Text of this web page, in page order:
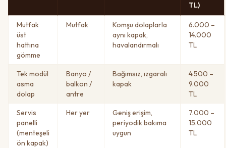
TL)
Mutfak
üst
hattına
gömme
Mutfak
Komşu dolaplarla
aynı kapak,
havalandırmalı
6.000 –
14.000
TL
Tek modül
asma
dolap
Banyo /
balkon /
antre
Bağımsız, ızgaralı
kapak
4.500 –
9.000
TL
Servis
panelli
(menteşeli
ön kapak)
Her yer
Geniş erişim,
periyodik bakıma
uygun
7.000 –
15.000
TL